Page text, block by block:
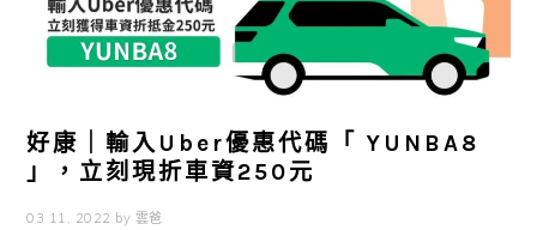
好康｜輸入Uber優惠代碼「 YUNBA8
」，立刻現折車資250元
03 11, 2022 by 雲爸